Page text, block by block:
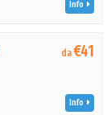
Info
da€41
Info